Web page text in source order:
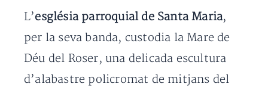
L’església parroquial de Santa Maria,
per la seva banda, custodia la Mare de
Déu del Roser, una delicada escultura
d’alabastre policromat de mitjans del